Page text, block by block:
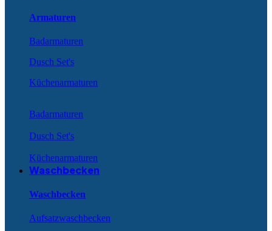
Armaturen
Badarmaturen
Dusch Set's
Küchenarmaturen
Badarmaturen
Dusch Set's
Küchenarmaturen
Waschbecken
Waschbecken
Aufsatzwaschbecken